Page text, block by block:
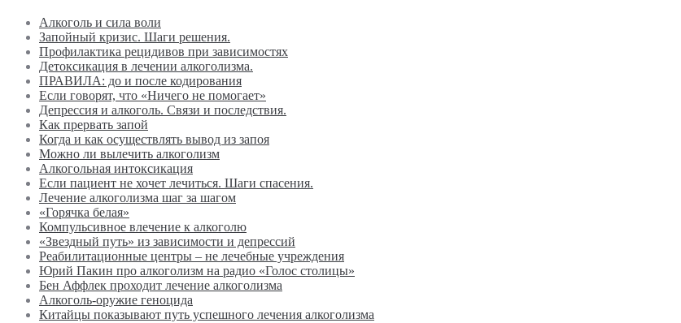
Алкоголь и сила воли
Запойный кризис. Шаги решения.
Профилактика рецидивов при зависимостях
Детоксикация в лечении алкоголизма.
ПРАВИЛА: до и после кодирования
Если говорят, что «Ничего не помогает»
Депрессия и алкоголь. Связи и последствия.
Как прервать запой
Когда и как осуществлять вывод из запоя
Можно ли вылечить алкоголизм
Алкогольная интоксикация
Если пациент не хочет лечиться. Шаги спасения.
Лечение алкоголизма шаг за шагом
«Горячка белая»
Компульсивное влечение к алкоголю
«Звездный путь» из зависимости и депрессий
Реабилитационные центры – не лечебные учреждения
Юрий Пакин про алкоголизм на радио «Голос столицы»
Бен Аффлек проходит лечение алкоголизма
Алкоголь-оружие геноцида
Китайцы показывают путь успешного лечения алкоголизма